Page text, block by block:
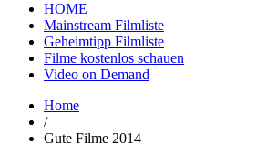
HOME
Mainstream Filmliste
Geheimtipp Filmliste
Filme kostenlos schauen
Video on Demand
Home
/
Gute Filme 2014